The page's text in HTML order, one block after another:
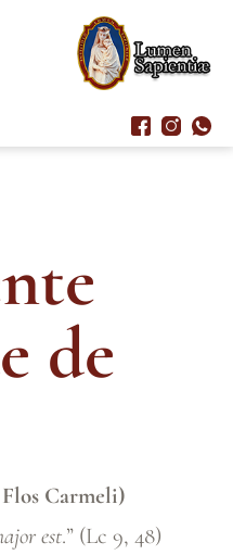
de
Flos Carmeli)
est.” (Lc 9, 48)